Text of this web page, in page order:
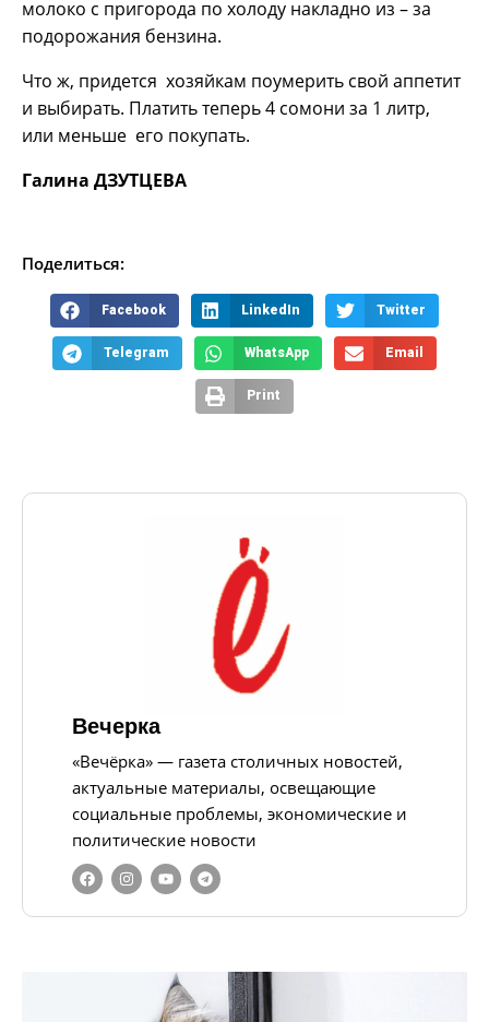
молоко с пригорода по холоду накладно из – за
подорожания бензина.
Что ж, придется хозяйкам поумерить свой аппетит
и выбирать. Платить теперь 4 сомони за 1 литр,
или меньше его покупать.
Галина ДЗУТЦЕВА
Поделиться:
Facebook LinkedIn Twitter
Telegram WhatsApp Email
Print
Вечерка
«Вечёрка» — газета столичных новостей,
актуальные материалы, освещающие
социальные проблемы, экономические и
политические новости